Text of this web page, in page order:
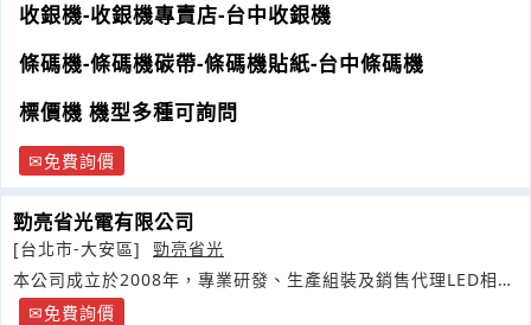
收銀機-收銀機專賣店-台中收銀機
條碼機-條碼機碳帶-條碼機貼紙-台中條碼機
標價機 機型多種可詢問
免費詢價
勁亮省光電有限公司
[台北市-大安區]
勁亮省光
本公司成立於2008年，專業研發、生產組裝及銷售代理LED相關
應用商品主要分為主
免費詢價